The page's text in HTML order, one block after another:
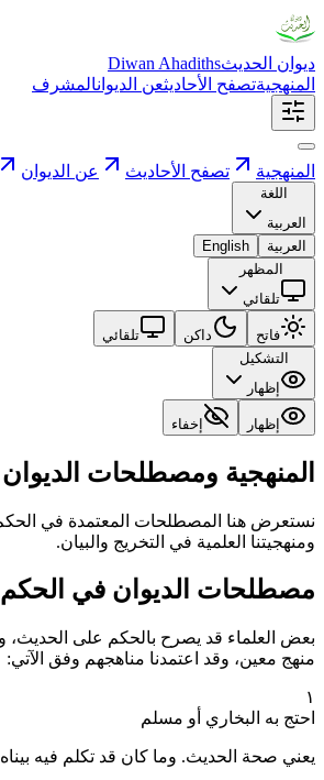
ديوان الحديثDiwan Ahadiths
المنهجيةتصفح الأحاديثعن الديوانالمشرف
المنهجية تصفح الأحاديث عن الديوان
اللغة
العربية
العربية
English
المظهر
تلقائي
فاتح داكن
تلقائي
التشكيل
إظهار
إظهار إخفاء
المنهجية ومصطلحات الديوان
نستعرض هنا المصطلحات المعتمدة في
ومنهجيتنا العلمية في التخريج والبيان.
مصطلحات الديوان في الحكم
بعض العلماء قد يصرح بالحكم على الحديث،
منهج معين، وقد اعتمدنا مناهجهم وفق الآتي:
١
احتج به البخاري أو مسلم
يعني صحة الحديث. وما كان قد تكلم فيه